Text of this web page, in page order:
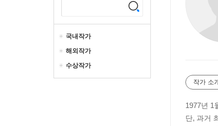
국내작가
해외작가
수상작가
작가 소
1977년 1
단, 과거